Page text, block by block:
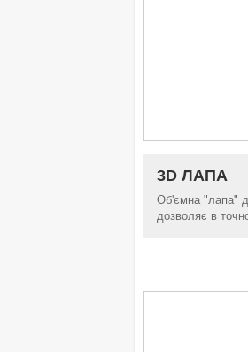
3D ЛАПА
Об'ємна "лапа"
дозволяє в